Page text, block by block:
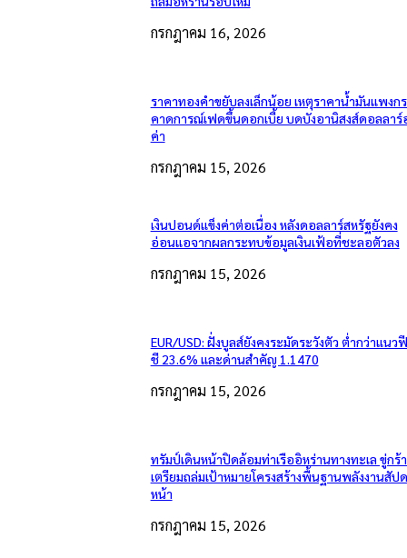
กรกฎาคม 16, 2026
ราคาทองคำขยับลงเล็กน้อย เหตุราคาน้ำมันแพงก
คาดการณ์เฟดขึ้นดอกเบี้ย บดบังอานิสงส์ดอลลา
ค่า
กรกฎาคม 15, 2026
เงินปอนด์แข็งค่าต่อเนื่อง หลังดอลลาร์สหรัฐยังคง
อ่อนแอจากผลกระทบข้อมูลเงินเฟ้อที่ชะลอตัวลง
กรกฎาคม 15, 2026
EUR/USD: ฝั่งบูลส์ยังคงระมัดระวังตัว ต่ำกว่าแนว
ชี 23.6% และด่านสำคัญ 1.1470
กรกฎาคม 15, 2026
ทรัมป์เดินหน้าปิดล้อมท่าเรืออิหร่านทางทะเล ขู่กร้
เตรียมถล่มเป้าหมายโครงสร้างพื้นฐานพลังงานสัป
หน้า
กรกฎาคม 15, 2026